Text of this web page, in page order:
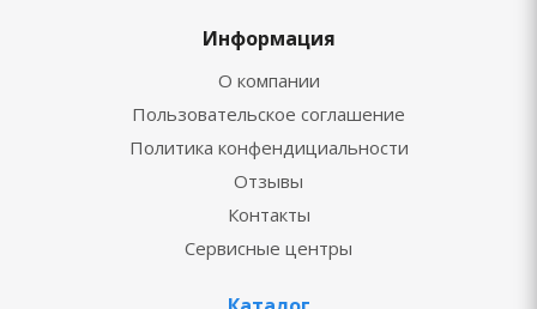
Информация
О компании
Пользовательское соглашение
Политика конфендициальности
Отзывы
Контакты
Сервисные центры